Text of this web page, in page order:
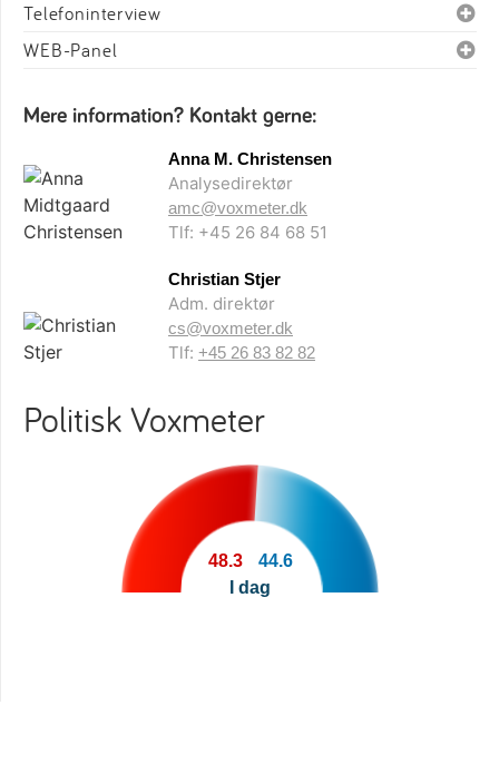
Telefoninterview
WEB-Panel
Mere information? Kontakt gerne:
Anna M. Christensen
Analysedirektør
amc@voxmeter.dk
Tlf: +45 26 84 68 51
Christian Stjer
Adm. direktør
cs@voxmeter.dk
Tlf: +45 26 83 82 82
Politisk Voxmeter
48.3
44.6
I dag